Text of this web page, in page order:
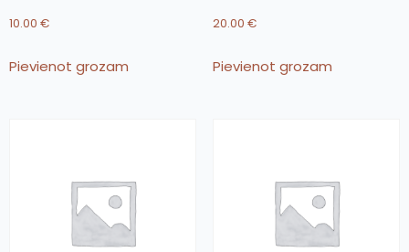
10.00 €
Pievienot grozam
20.00 €
Pievienot grozam